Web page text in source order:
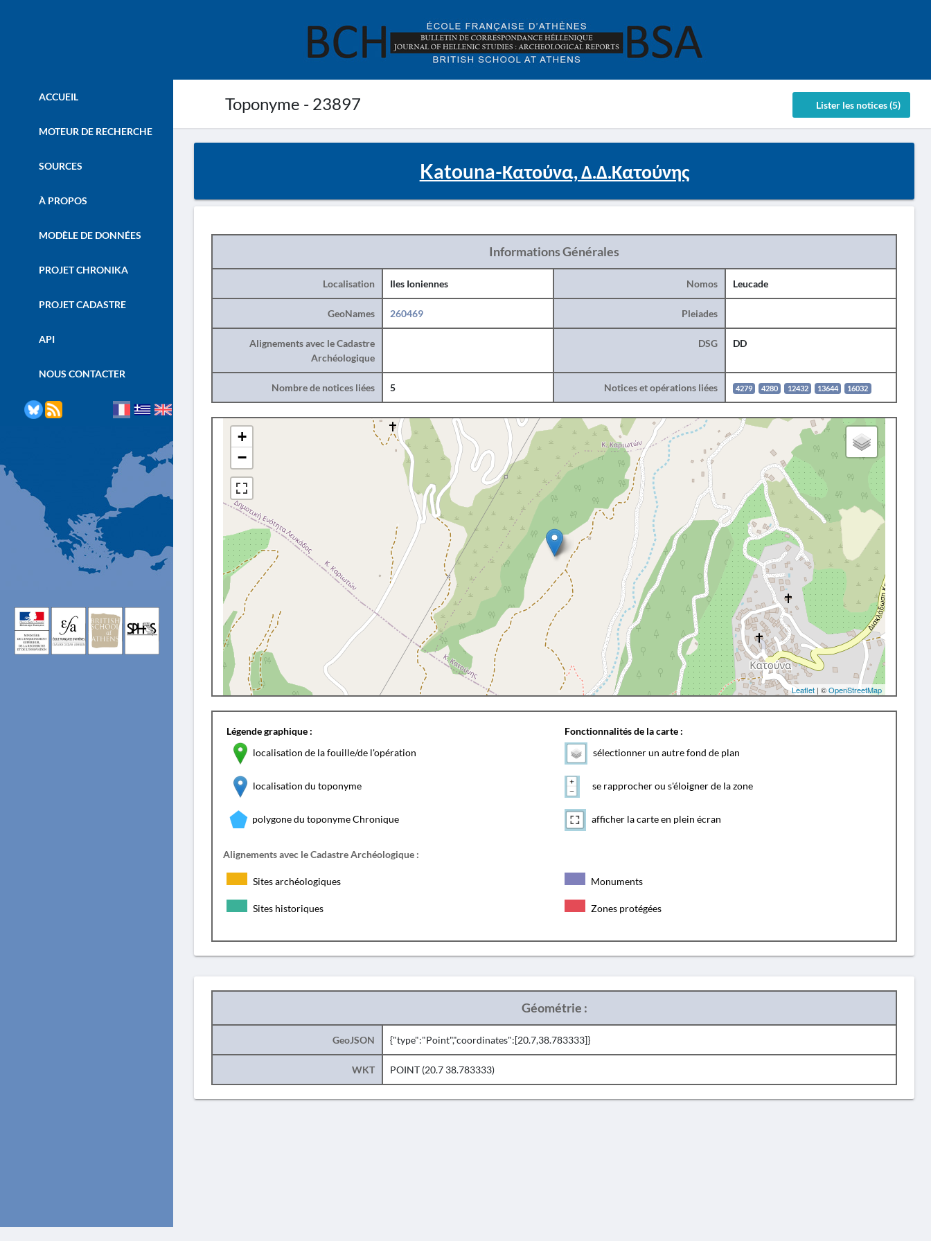
Toponyme - 23897 Lister les notices (5)
ACCUEIL
MOTEUR DE RECHERCHE
SOURCES
À PROPOS
MODÈLE DE DONNÉES
PROJET CHRONIKA
PROJET CADASTRE
API
NOUS CONTACTER
Katouna-Κατούνα, Δ.Δ.Κατούνης
Informations Générales
Localisation Iles Ioniennes Nomos Leucade
GeoNames 260469 Pleiades
Alignements avec le Cadastre
Archéologique
DSG DD
Nombre de notices liées 5 Notices et opérations liées 4279 4280 12432 13644 16032
+
−
Leaflet | ©OpenStreetMap
Légende graphique :
localisation de la fouille/de l'opération
localisation du toponyme
polygone du toponyme Chronique
Fonctionnalités de la carte :
sélectionner un autre fond de plan
se rapprocher ou s'éloigner de la zone
afficher la carte en plein écran
Alignements avec le Cadastre Archéologique :
Sites archéologiques Monuments
Sites historiques Zones protégées
Géométrie :
GeoJSON {"type":"Point","coordinates":[20.7,38.783333]}
WKT POINT (20.7 38.783333)